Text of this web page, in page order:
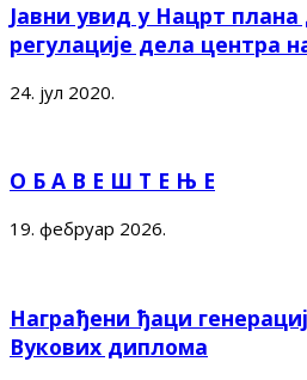
Јавни увид у Нацрт
регулације дела центра
24. јул 2020.
О Б А В Е Ш Т Е Њ Е
19. фебруар 2026.
Награђени ђаци
Вукових диплома